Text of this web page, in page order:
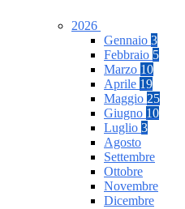
2026
Gennaio 3
Febbraio 5
Marzo 10
Aprile 19
Maggio 25
Giugno 10
Luglio 3
Agosto
Settembre
Ottobre
Novembre
Dicembre